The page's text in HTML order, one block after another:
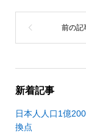
新着記事
日本人人口1億
換点